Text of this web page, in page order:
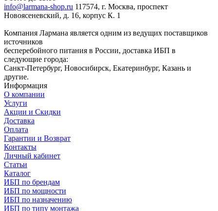
info@larmana-shop.ru 117574, г. Москва, проспект
Новоясеневский, д. 16, корпус К. 1
Компания Лармана является одним из ведущих поставщиков
источников
бесперебойного питания в России, доставка ИБП в
следующие города:
Санкт-Петербург, Новосибирск, Екатеринбург, Казань и
другие.
Информация
О компании
Услуги
Акции и Скидки
Доставка
Оплата
Гарантии и Возврат
Контакты
Личный кабинет
Статьи
Каталог
ИБП по брендам
ИБП по мощности
ИБП по назначению
ИБП по типу монтажа